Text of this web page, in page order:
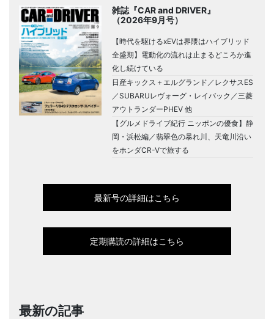
雑誌『CAR and DRIVER』
（2026年9月号）
【時代を駆けるxEVは界隈はハイブリッド
全盛期】電動化の流れは止まるどころか進
化し続けている
日産キックス＋エルグランド／レクサスES
／SUBARUレヴォーグ・レイバック／三菱
アウトランダーPHEV 他
【グルメドライブ紀行 ニッポンの優食】静
岡・浜松編／翡翠色の暴れ川、天竜川沿い
をホンダCR-Vで旅する
最新号の詳細はこちら
定期購読の詳細はこちら
最新の記事